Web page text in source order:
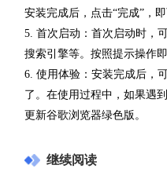
安装完成后，点击“完成”，
5. 首次启动：首次启动时，
搜索引擎等。按照提示操作即
6. 使用体验：安装完成后，
了。在使用过程中，如果遇
更新谷歌浏览器绿色版。
继续阅读